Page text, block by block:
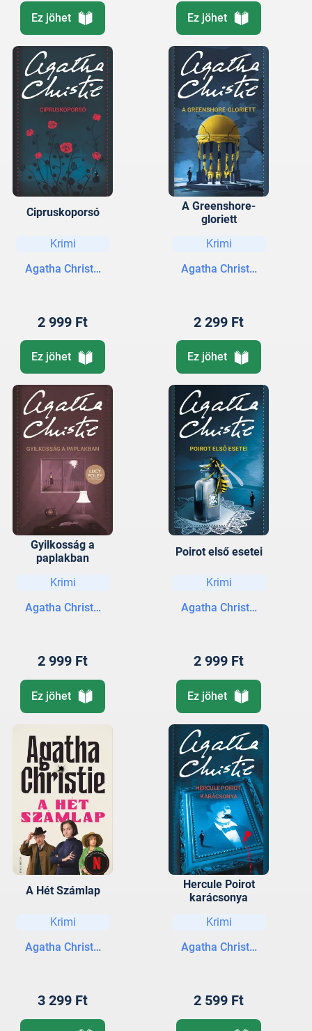
Ez jöhet Ez jöhet
Cipruskoporsó
Krimi
Agatha Christie
2 999 Ft
Ez jöhet
A Greenshore-
gloriett
Krimi
Agatha Christie
2 299 Ft
Ez jöhet
Gyilkosság a
paplakban
Krimi
Agatha Christie
2 999 Ft
Ez jöhet
Poirot első esetei
Krimi
Agatha Christie
2 999 Ft
Ez jöhet
A Hét Számlap
Krimi
Agatha Christie
3 299 Ft
Hercule Poirot
karácsonya
Krimi
Agatha Christie
2 599 Ft